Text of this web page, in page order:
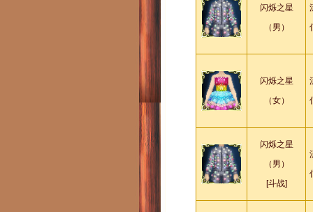
闪烁之星
（男）
闪烁之星
（女）
闪烁之星
（男）
[斗战]